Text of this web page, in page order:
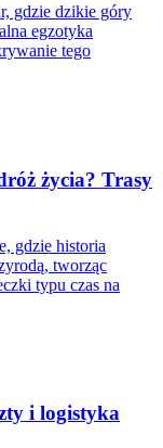
gdzie dzikie góry
egzotyka
tego
życia? Trasy
gdzie historia
tworząc
typu czas na
i logistyka